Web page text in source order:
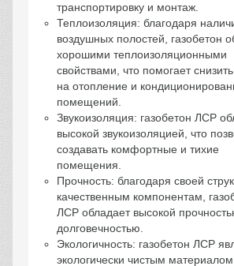
транспортировку и монтаж.
Теплоизоляция: благодаря
воздушных полостей, газобетон
хорошими теплоизоляционными
свойствами, что помогает
на отопление и
помещений.
Звукоизоляция: газобетон ЛСР
высокой звукоизоляцией, что
создавать комфортные и тихие
помещения.
Прочность: благодаря своей
качественным компонентам,
ЛСР обладает высокой
долговечностью.
Экологичность: газобетон ЛСР
экологически чистым